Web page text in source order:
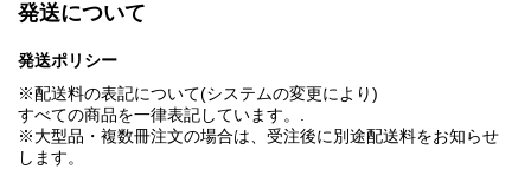
発送について
発送ポリシー
※配送料の表記について(システムの変更により)
すべての商品を一律表記しています。.
※大型品・複数冊注文の場合は、受注後に別途配送料をお知らせ
します。